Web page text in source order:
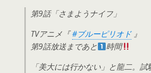
第9話「さまようナイフ」
TVアニメ『#ブルーピリオド』
第9話放送まであと
時間
「美大には行かない」と龍二。試